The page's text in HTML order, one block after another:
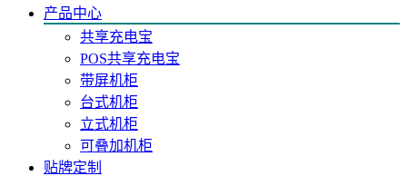
产品中心
共享充电宝
POS共享充电宝
带屏机柜
台式机柜
立式机柜
可叠加机柜
贴牌定制